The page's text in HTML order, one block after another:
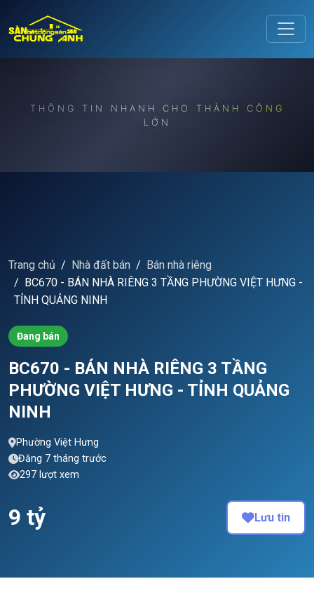
THÔNG TIN NHANH CHO THÀNH CÔNG
LỚN
Trang chủ Nhà đất bán
Bán nhà riêng
BC670 - BÁN NHÀ RIÊNG 3 TẦNG PHƯỜNG VIỆT HƯNG -
TỈNH QUẢNG NINH
Đang bán
BC670 - BÁN NHÀ RIÊNG 3 TẦNG
PHƯỜNG VIỆT HƯNG - TỈNH QUẢNG
NINH
Phường Việt Hưng
Đăng 7 tháng trước
297 lượt xem
9 tỷ Lưu tin